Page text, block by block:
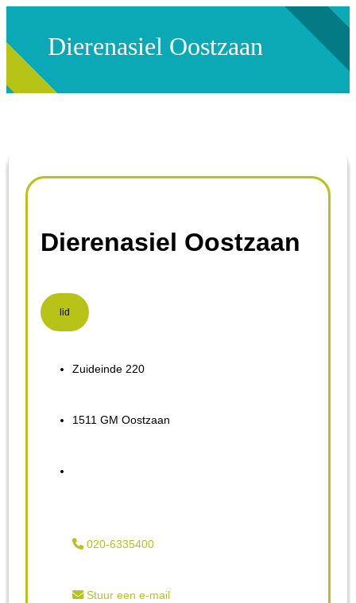
Dierenasiel Oostzaan
Dierenasiel Oostzaan
lid
Zuideinde 220
1511 GM Oostzaan
020-6335400
Stuur een e-mail